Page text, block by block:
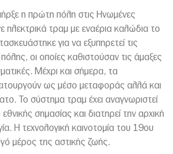
η πρώτη πόλη στις Ηνωμένες
ηλεκτρικά τραμ με εναέρια καλώδια το
για να εξυπηρετεί τις
οι οποίες καθιστούσαν τις άμαξες
Μέχρι και σήμερα, τα
ως μέσο μεταφοράς αλλά και
Το σύστημα τραμ έχει αναγνωριστεί
σημασίας και διατηρεί την αρχική
Η τεχνολογική καινοτομία του 19ου
μέρος της αστικής ζωής.